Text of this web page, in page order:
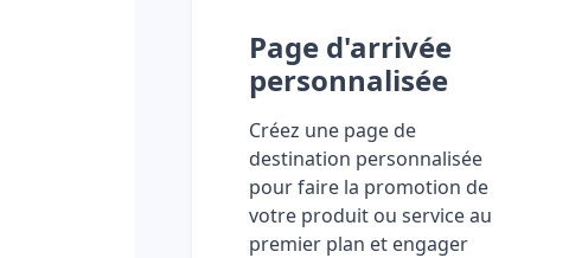
Page d'arrivée
personnalisée
Créez une page de
destination personnalisée
pour faire la promotion de
votre produit ou service au
premier plan et engager